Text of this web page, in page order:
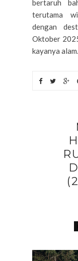
bertaruh
terutama
dengan
Oktober
kayanya